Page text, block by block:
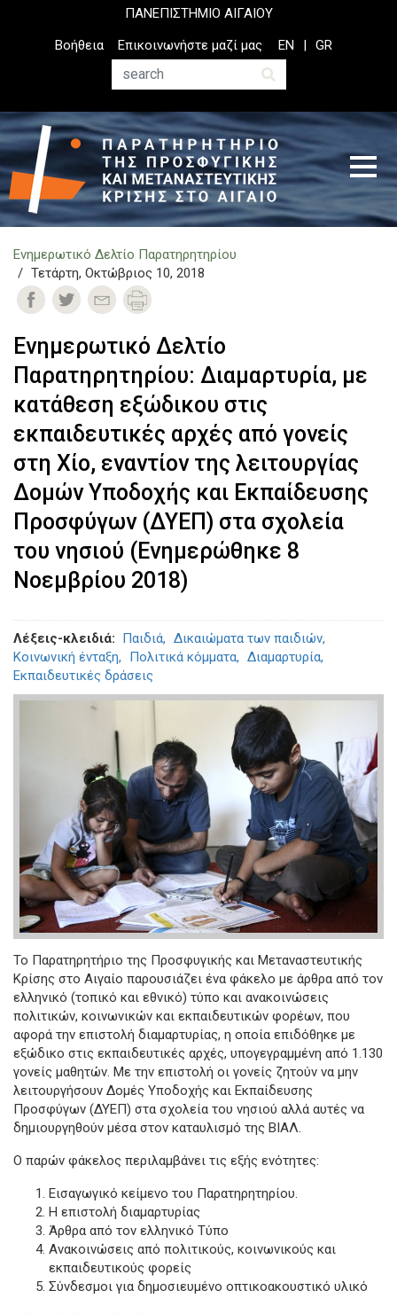
ΠΑΝΕΠΙΣΤΗΜΙΟ ΑΙΓΑΙΟΥ
Top
Header
Βοήθεια
Επικοινωνήστε μαζί μας
Αναζήτηση
EN GR
Ενημερωτικό Δελτίο Παρατηρητηρίου
Τετάρτη, Οκτώβριος 10, 2018
Ενημερωτικό Δελτίο
Παρατηρητηρίου: Διαμαρτυρία, με
κατάθεση εξώδικου στις
εκπαιδευτικές αρχές από γονείς
στη Χίο, εναντίον της λειτουργίας
Δομών Υποδοχής και Εκπαίδευσης
Προσφύγων (ΔΥΕΠ) στα σχολεία
του νησιού (Ενημερώθηκε 8
Νοεμβρίου 2018)
Λέξεις-κλειδιά Παιδιά
Δικαιώματα των παιδιών
Κοινωνική ένταξη
Πολιτικά κόμματα
Διαμαρτυρία
Εκπαιδευτικές δράσεις
Το Παρατηρητήριο της Προσφυγικής και Μεταναστευτικής
Κρίσης στο Αιγαίο παρουσιάζει ένα φάκελο με άρθρα από τον
ελληνικό (τοπικό και εθνικό) τύπο και ανακοινώσεις
πολιτικών, κοινωνικών και εκπαιδευτικών φορέων, που
αφορά την επιστολή διαμαρτυρίας, η οποία επιδόθηκε με
εξώδικο στις εκπαιδευτικές αρχές, υπογεγραμμένη από 1.130
γονείς μαθητών. Με την επιστολή οι γονείς ζητούν να μην
λειτουργήσουν Δομές Υποδοχής και Εκπαίδευσης
Προσφύγων (ΔΥΕΠ) στα σχολεία του νησιού αλλά αυτές να
δημιουργηθούν μέσα στον καταυλισμό της ΒΙΑΛ.
Ο παρών φάκελος περιλαμβάνει τις εξής ενότητες:
Εισαγωγικό κείμενο του Παρατηρητηρίου.
Η επιστολή διαμαρτυρίας
Άρθρα από τον ελληνικό Τύπο
Ανακοινώσεις από πολιτικούς, κοινωνικούς και
εκπαιδευτικούς φορείς
Σύνδεσμοι για δημοσιευμένο οπτικοακουστικό υλικό